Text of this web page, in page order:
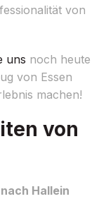
von
uns noch heute
von Essen
machen!
von
Hallein